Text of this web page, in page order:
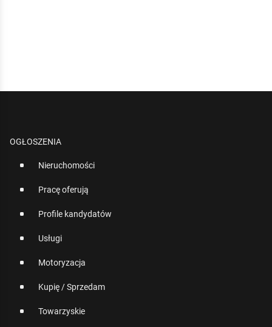
OGŁOSZENIA
Nieruchomości
Pracę oferują
Profile kandydatów
Usługi
Motoryzacja
Kupię / Sprzedam
Towarzyskie